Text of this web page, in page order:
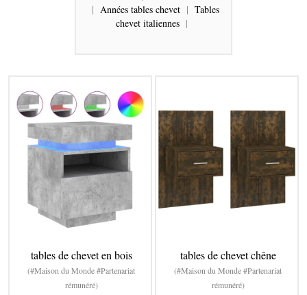
| Années tables chevet | Tables
chevet italiennes |
tables de chevet en bois
(#Maison du Monde #Partenariat
rémunéré)
tables de chevet chêne
(#Maison du Monde #Partenariat
rémunéré)